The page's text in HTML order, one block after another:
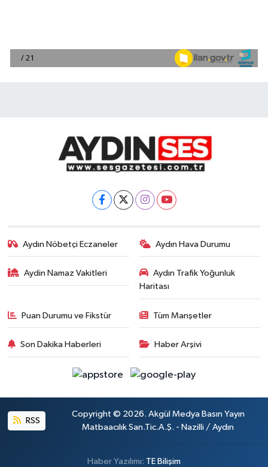
Aydın Nöbetçi Eczaneler Aydın Hava Durumu
Aydin Namaz Vakitleri
Aydın Trafik Yoğunluk
Haritası
Puan Durumu ve Fikstür Tüm Manşetler
Son Dakika Haberleri Haber Arşivi
RSS
Copyright © 2026. Akgül Medya Basın Yayın
Matbaacılık San.Tic.A.Ş. - Nazilli / Aydın
Haber Yazılımı: TE Bilişim